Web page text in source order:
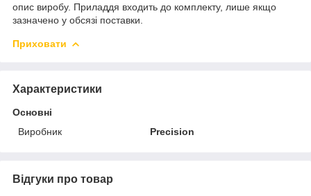
опис виробу. Приладдя входить до комплекту, лише якщо
зазначено у обсязі поставки.
Приховати
Характеристики
Основні
Виробник
Precision
Відгуки про товар